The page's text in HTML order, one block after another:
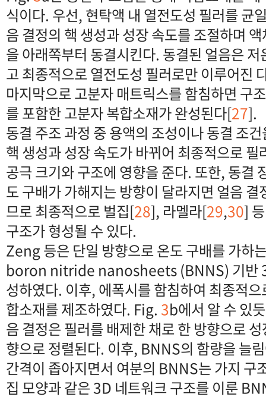
식이다. 우선, 현탁액 내 열전도성 필러를 균
음 결정의 핵 생성과 성장 속도를 조절하며
을 아래쪽부터 동결시킨다. 동결된 얼음은
고 최종적으로 열전도성 필러로만 이루어진
마지막으로 고분자 매트릭스를 함침하면 구
를 포함한 고분자 복합소재가 완성된다[27].
동결 주조 과정 중 용액의 조성이나 동결 조
핵 생성과 성장 속도가 바뀌어 최종적으로
공극 크기와 구조에 영향을 준다. 또한, 동결
도 구배가 가해지는 방향이 달라지면 얼음
므로 최종적으로 벌집[28], 라멜라[29,30]
구조가 형성될 수 있다.
Zeng 등은 단일 방향으로 온도 구배를 가하
boron nitride nanosheets (BNNS) 기반 3
성하였다. 이후, 에폭시를 함침하여 최종적
합소재를 제조하였다. Fig. 3b에서 알 수 있
음 결정은 필러를 배제한 채로 한 방향으로
향으로 정렬된다. 이후, BNNS의 함량을 늘
간격이 좁아지면서 여분의 BNNS는 가지 구
집 모양과 같은 3D 네트워크 구조를 이룬